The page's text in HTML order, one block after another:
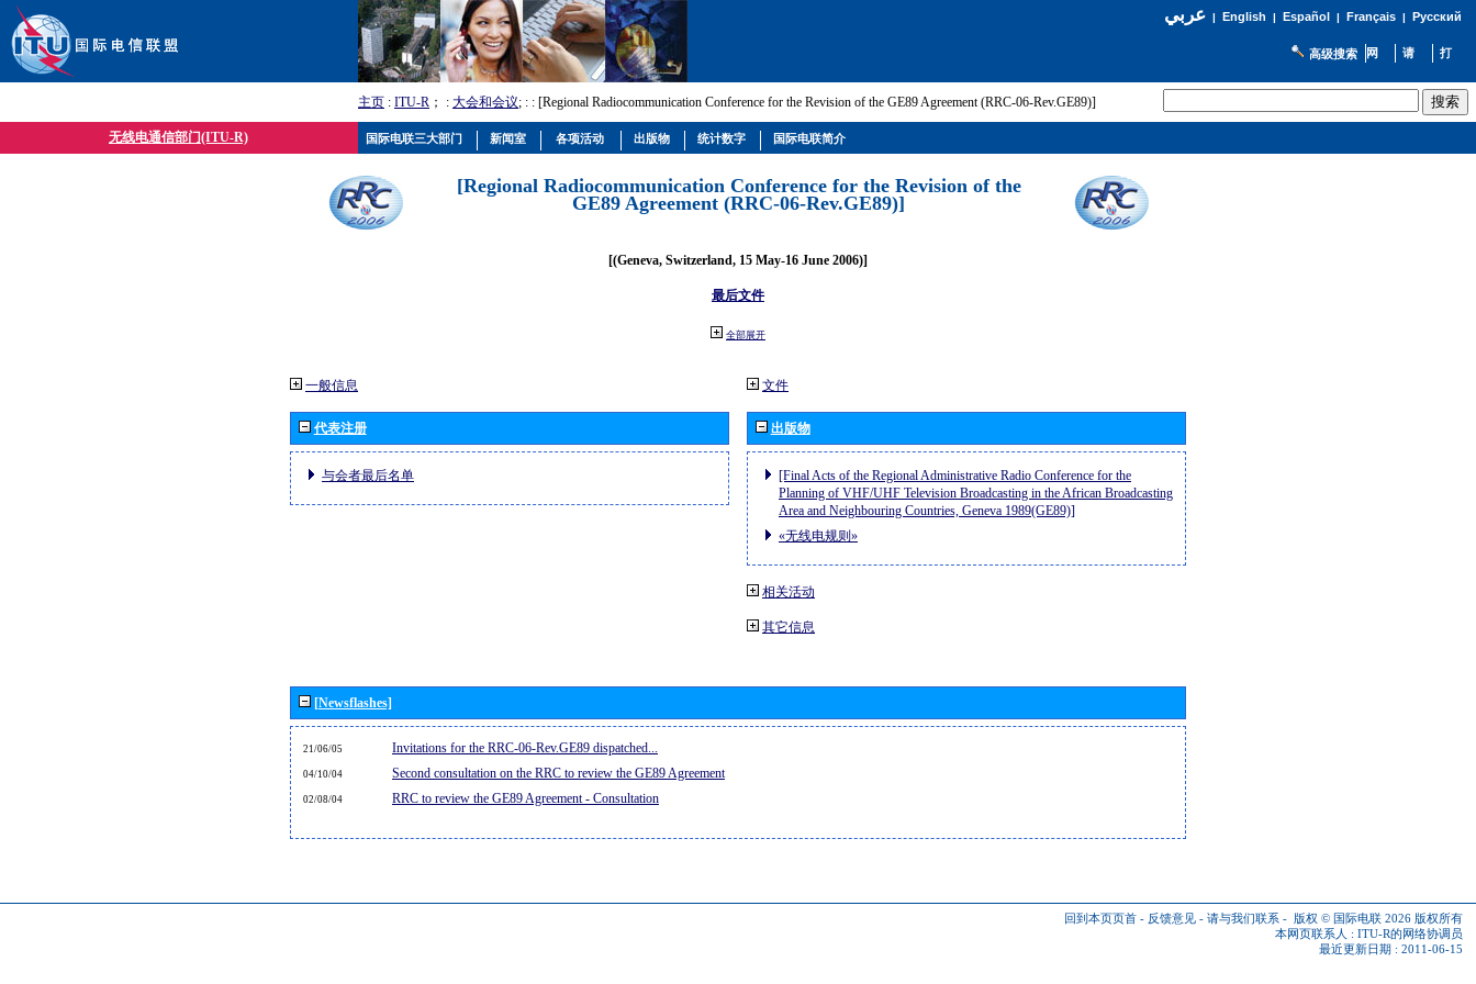
عربي| English | Español | Français| Русский
高级搜索
主页 : ITU-R ； : 大会和会议; : : [Regional Radiocommunication Conference for the Revision of the GE89 Agreement (RRC-06-Rev.GE89)]
无线电通信部门(ITU-R)
[Regional Radiocommunication Conference for the Revision of the
GE89 Agreement (RRC-06-Rev.GE89)]
[(Geneva, Switzerland, 15 May-16 June 2006)]
最后文件
全部展开
一般信息
代表注册
与会者最后名单
文件
出版物
[Final Acts of the Regional Administrative Radio Conference for the
Planning of VHF/UHF Television Broadcasting in the African Broadcasting
Area and Neighbouring Countries, Geneva 1989(GE89)]
«无线电规则»
相关活动
其它信息
[Newsflashes]
21/06/05 Invitations for the RRC-06-Rev.GE89 dispatched...
04/10/04 Second consultation on the RRC to review the GE89 Agreement
02/08/04 RRC to review the GE89 Agreement - Consultation
回到本页页首 - 反馈意见 - 请与我们联系 - 版权 © 国际电联 2026 版权所有
本网页联系人 : ITU-R的网络协调员
最近更新日期 : 2011-06-15
国际电联三大部门 新闻室 各项活动 出版物 统计数字 国际电联简介